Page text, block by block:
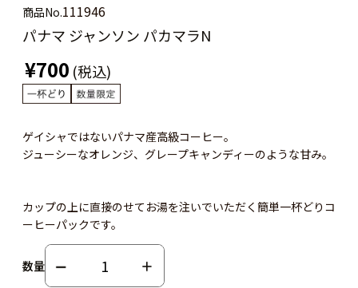
商品No.111946
パナマ ジャンソン パカマラN
¥700 (税込)
ゲイシャではないパナマ産高級コーヒー。
ジューシーなオレンジ、グレープキャンディーのような甘み。
カップの上に直接のせてお湯を注いでいただく簡単一杯どりコ
ーヒーパックです。
数量